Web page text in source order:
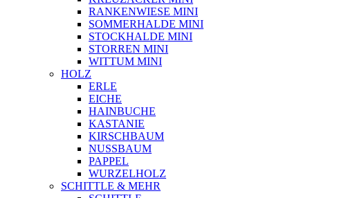
RANKENWIESE MINI
SOMMERHALDE MINI
STOCKHALDE MINI
STORREN MINI
WITTUM MINI
HOLZ
ERLE
EICHE
HAINBUCHE
KASTANIE
KIRSCHBAUM
NUSSBAUM
PAPPEL
WURZELHOLZ
SCHITTLE & MEHR